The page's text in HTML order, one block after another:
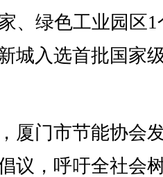
、绿色工业园区1
城入选首批国家
门市节能协会
议，呼吁全社会